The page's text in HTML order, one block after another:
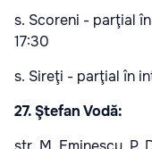
s. Scoreni - parţial
17:30
s. Sireţi - parţial în
27. Ştefan Vodă: